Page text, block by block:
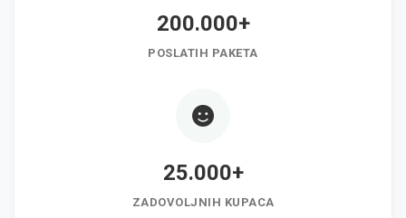
200.000+
POSLATIH PAKETA
25.000+
ZADOVOLJNIH KUPACA